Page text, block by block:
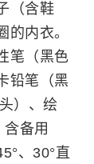
（含鞋
内衣。
笔（黑色
铅笔（黑
）、绘
备用
、30°直